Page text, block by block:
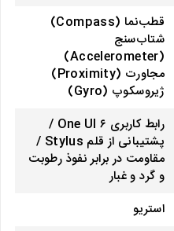
قطب‌نما (Compass)
شتاب‌سنج
(Accelerometer)
مجاورت (Proximity)
ژیروسکوپ (Gyro)
رابط کاربری One UI ۶ /
پشتیبانی از قلم Stylus /
مقاومت در برابر نفوذ رطوبت
و گرد و غبار
استریو